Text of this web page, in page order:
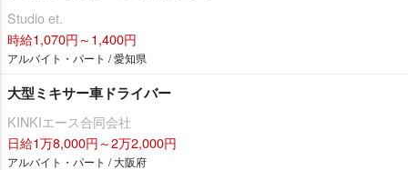
Studio et.
時給1,070円～1,400円
アルバイト・パート / 愛知県
大型ミキサー車ドライバー
KINKIエース合同会社
日給1万8,000円～2万2,000円
アルバイト・パート / 大阪府